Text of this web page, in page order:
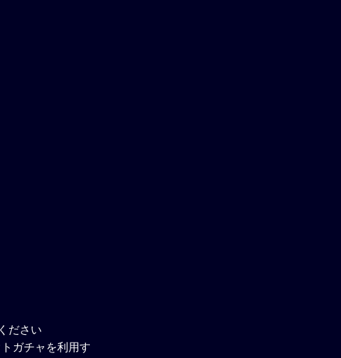
ださい
ガチャを利用す